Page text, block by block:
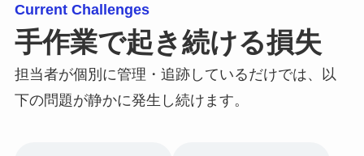
Current Challenges
手作業で起き続ける損失
担当者が個別に管理・追跡しているだけでは、以
下の問題が静かに発生し続けます。